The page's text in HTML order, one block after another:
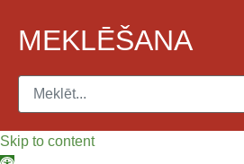
MEKLĒŠANA
Skip to content